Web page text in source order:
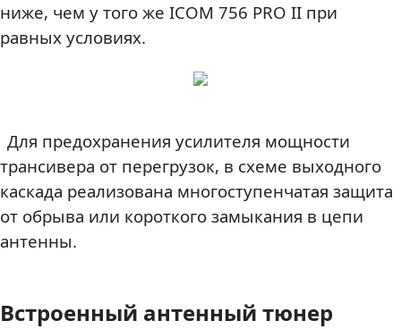
ниже, чем у того же ICOM 756 PRO II при
равных условиях.
Для предохранения усилителя мощности
трансивера от перегрузок, в схеме выходного
каскада реализована многоступенчатая защита
от обрыва или короткого замыкания в цепи
антенны.
Встроенный антенный тюнер